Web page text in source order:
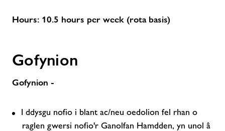
Hours: 10.5 hours per week (rota basis)
Gofynion
Gofynion -
I ddysgu nofio i blant ac/neu oedolion fel rhan o
raglen gwersi nofio'r Ganolfan Hamdden, yn unol â